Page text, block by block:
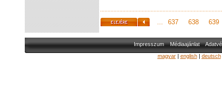
... 637 638 639
Impresszum Médiaajánlat
magyar| english| deutsch